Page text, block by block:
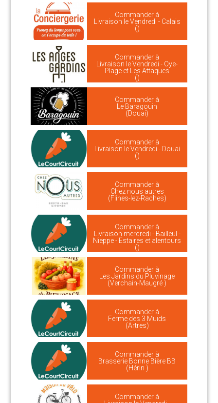
Commander à
Livraison le Vendredi - Calais
()
Commander à
Livraison le Vendredi - Oye-
Plage et Les Attaques
()
Commander à
Le Baragouin
(Douai)
Commander à
Livraison le Vendredi - Douai
()
Commander à
Chez nous autres
(Flines-lez-Raches)
Commander à
Livraison mercredi - Bailleul -
Nieppe - Estaires et alentours
()
Commander à
Les Jardins du Pluvinage
(Verchain-Maugré )
Commander à
Ferme des 3 Muids
(Artres)
Commander à
Brasserie Bonne Bière BB
(Hérin )
Commander à